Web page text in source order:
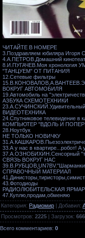
ЧИТАЙТЕ В НОМЕРЕ
3.Поздравляем юбиляра Игоря
4.А.ПЕТРОВ.Домашний
8.И.ПУГАЧЕВ.Моя хронология
"ТАНЦУЕМ" ОТ ПИТАНИЯ
12.Сетевые фильтры
ВОКРУГ АВТОМОБИЛЯ
19.Автомобиль на
АЗБУКА СХЕМОТЕХНИКИ
23.А.СУЧИНСКИЙ.Удивительный
ВИДЕОТЕХНИКА
24.Спутниковое телевидение в
КОМПЬЮТЕР "ВДОЛЬ И
28.Ноутбук
НЕ ТОЛЬКО НОВИЧКУ
33.А у нас в квартире...робот! А
37.А.ОЗНОБИХИН.Сенсорный
СВЯЗЬ ВОКРУГ НАС
СПРАВОЧНЫЙ МАТЕРИАЛ
43.Фотодиоды
РАДИОЛЮБИТЕЛЬСКАЯ
47.Куплю,продам,обменяю
Категория: Радиомир | Добавил:
Просмотров: 2225 | Загрузок: 666
Всего комментариев: 0